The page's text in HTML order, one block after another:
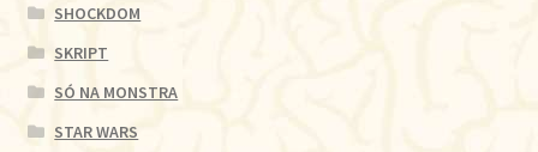
SHOCKDOM
SKRIPT
SÓ NA MONSTRA
STAR WARS